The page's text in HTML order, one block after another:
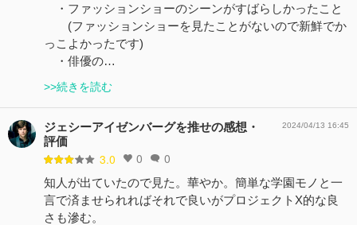
・ファッションショーのシーンがすばらしかったこと
(ファッションショーを見たことがないので新鮮でか
っこよかったです)
・俳優の…
>>続きを読む
ジェシーアイゼンバーグを推せの感想・
評価
3.0 0 0
2024/04/13 16:45
知人が出ていたので見た。華やか。簡単な学園モノと一
言で済ませられればそれで良いがプロジェクトX的な良
さも滲む。